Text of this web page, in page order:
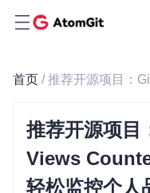
首页
推荐开源项
Views
轻松监控个人